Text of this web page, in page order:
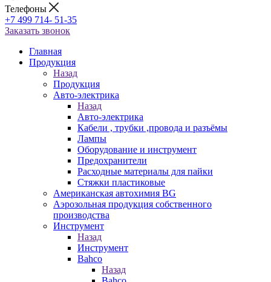
Телефоны
+7 499 714- 51-35
Заказать звонок
Главная
Продукция
Назад
Продукция
Авто-электрика
Назад
Авто-электрика
Кабели , трубки ,провода и разъёмы
Лампы
Оборудование и инструмент
Предохранители
Расходные материалы для пайки
Стяжки пластиковые
Американская автохимия BG
Аэрозольная продукция собственного
производства
Инструмент
Назад
Инструмент
Bahco
Назад